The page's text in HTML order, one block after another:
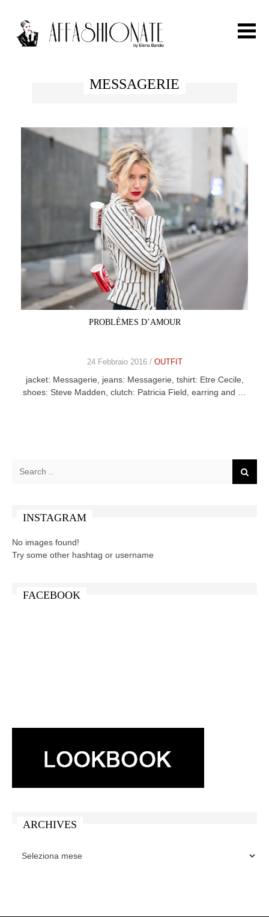
FASHION
OUTFIT
BEAUTY
TRAVEL
PARTIES
CELEB
MESSAGERIE
PROBLÈMES D’AMOUR
24 Febbraio 2016 / OUTFIT
jacket: Messagerie, jeans: Messagerie, tshirt: Etre Cecile,
shoes: Steve Madden, clutch: Patricia Field, earring and …
INSTAGRAM
No images found!
Try some other hashtag or username
FACEBOOK
ARCHIVES